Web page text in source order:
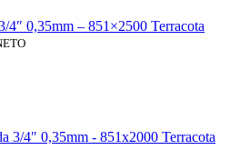
4″ 0,35mm – 851×2500 Terracota